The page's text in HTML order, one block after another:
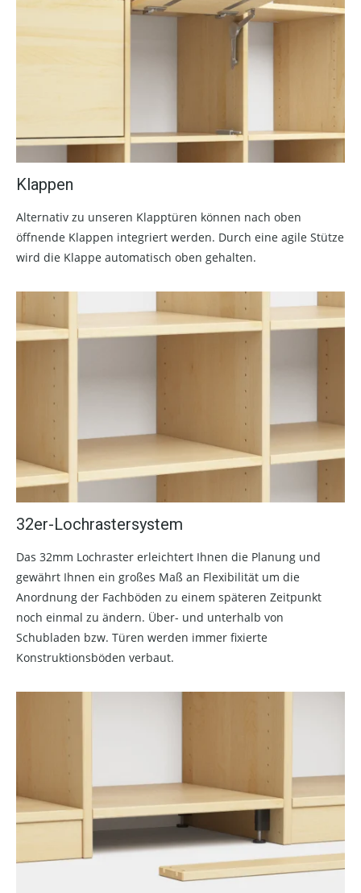
Klappen
Alternativ zu unseren Klapptüren können nach oben
öffnende Klappen integriert werden. Durch eine agile Stütze
wird die Klappe automatisch oben gehalten.
32er-Lochrastersystem
Das 32mm Lochraster erleichtert Ihnen die Planung und
gewährt Ihnen ein großes Maß an Flexibilität um die
Anordnung der Fachböden zu einem späteren Zeitpunkt
noch einmal zu ändern. Über- und unterhalb von
Schubladen bzw. Türen werden immer fixierte
Konstruktionsböden verbaut.